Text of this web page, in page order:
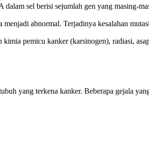
sel berisi sejumlah gen yang masing-
abnormal. Terjadinya kesalahan
pemicu kanker (karsinogen), radiasi,
yang terkena kanker. Beberapa gejala